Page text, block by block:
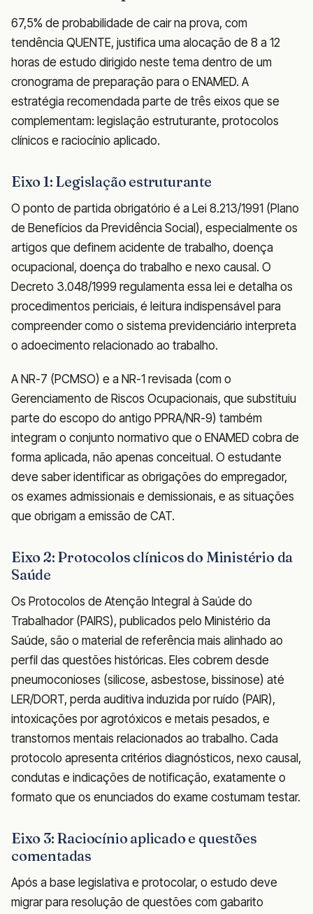
67,5% de probabilidade de cair na prova, com
tendência QUENTE, justifica uma alocação de 8 a 12
horas de estudo dirigido neste tema dentro de um
cronograma de preparação para o ENAMED. A
estratégia recomendada parte de três eixos que se
complementam: legislação estruturante, protocolos
clínicos e raciocínio aplicado.
Eixo 1: Legislação estruturante
O ponto de partida obrigatório é a Lei 8.213/1991 (Plano
de Benefícios da Previdência Social), especialmente os
artigos que definem acidente de trabalho, doença
ocupacional, doença do trabalho e nexo causal. O
Decreto 3.048/1999 regulamenta essa lei e detalha os
procedimentos periciais, é leitura indispensável para
compreender como o sistema previdenciário interpreta
o adoecimento relacionado ao trabalho.
A NR-7 (PCMSO) e a NR-1 revisada (com o
Gerenciamento de Riscos Ocupacionais, que substituiu
parte do escopo do antigo PPRA/NR-9) também
integram o conjunto normativo que o ENAMED cobra de
forma aplicada, não apenas conceitual. O estudante
deve saber identificar as obrigações do empregador,
os exames admissionais e demissionais, e as situações
que obrigam a emissão de CAT.
Eixo 2: Protocolos clínicos do Ministério da
Saúde
Os Protocolos de Atenção Integral à Saúde do
Trabalhador (PAIRS), publicados pelo Ministério da
Saúde, são o material de referência mais alinhado ao
perfil das questões históricas. Eles cobrem desde
pneumoconioses (silicose, asbestose, bissinose) até
LER/DORT, perda auditiva induzida por ruído (PAIR),
intoxicações por agrotóxicos e metais pesados, e
transtornos mentais relacionados ao trabalho. Cada
protocolo apresenta critérios diagnósticos, nexo causal,
condutas e indicações de notificação, exatamente o
formato que os enunciados do exame costumam testar.
Eixo 3: Raciocínio aplicado e questões
comentadas
Após a base legislativa e protocolar, o estudo deve
migrar para resolução de questões com gabarito